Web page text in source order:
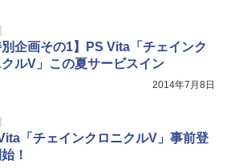
別企画その1】PS Vita「チェインク
クルV」この夏サービスイン
2014年7月8日
「チェインクロニクルV」事前登
！